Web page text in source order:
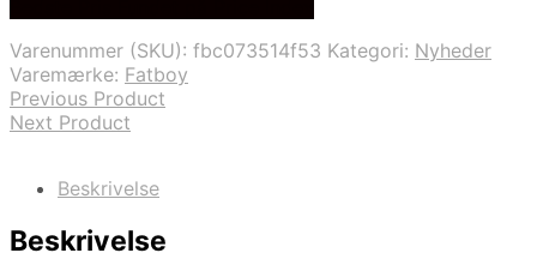
Varenummer (SKU): fbc073514f53 Kategori: Nyheder
Varemærke: Fatboy
Previous Product
Next Product
Beskrivelse
Beskrivelse